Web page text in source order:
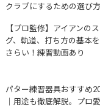
クラブにするための選び方
【プロ監修】アイアンの
グ、軌道、打ち方の基本
さらい！練習動画あり
パター練習器具おすすめ
｜用途も徹底解説。プロ